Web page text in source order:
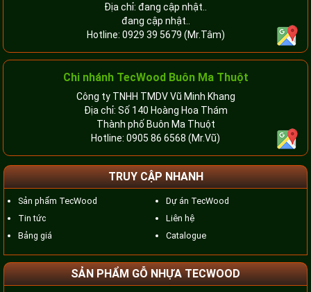
Địa chỉ: đang cập nhật..
đang cập nhật..
Hotline: 0929 39 5679 (Mr.Tâm)
Chi nhánh TecWood Buôn Ma Thuột
Công ty TNHH TMDV Vũ Minh Khang
Địa chỉ: Số 140 Hoàng Hoa Thám
Thành phố Buôn Ma Thuột
Hotline: 0905 86 6568 (Mr.Vũ)
TRUY CẬP NHANH
Sản phẩm TecWood
Tin tức
Bảng giá
Dự án TecWood
Liên hệ
Catalogue
SẢN PHẨM GỖ NHỰA TECWOOD